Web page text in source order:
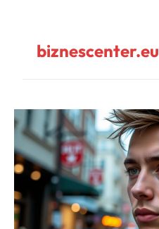
biznescenter.eu